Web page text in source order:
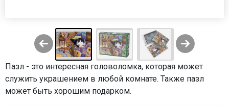
Пазл - это интересная головоломка, которая может
служить украшением в любой комнате. Также пазл
может быть хорошим подарком.